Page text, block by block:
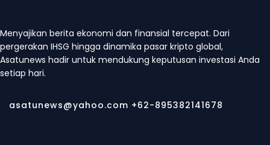
Menyajikan berita ekonomi dan finansial tercepat. Dari
pergerakan IHSG hingga dinamika pasar kripto global,
Asatunews hadir untuk mendukung keputusan investasi Anda
setiap hari.
asatunews@yahoo.com +62-895382141678